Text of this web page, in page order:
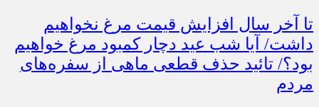
تا آخر سال افزایش قیمت مرغ نخواهیم
داشت/ آیا شب عید دچار کمبود مرغ خواهیم
بود؟/ تائید حذف قطعی ماهی از سفره‌های
مردم